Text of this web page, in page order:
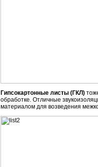
Гипсокартонные листы (ГКЛ)
обработке. Отличные
материалом для возведения